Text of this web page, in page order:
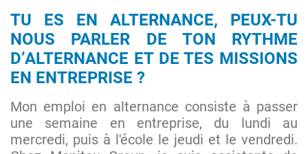
TU ES EN ALTERNANCE, PEUX-TU
NOUS PARLER DE TON RYTHME
D’ALTERNANCE ET DE TES MISSIONS
EN ENTREPRISE ?
Mon emploi en alternance consiste à passer
une semaine en entreprise, du lundi au
mercredi, puis à l'école le jeudi et le vendredi.